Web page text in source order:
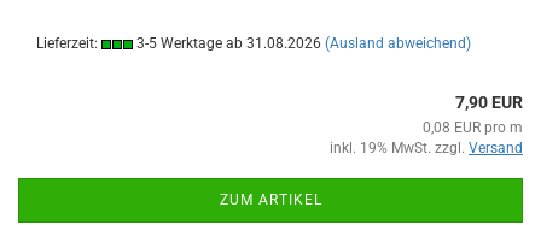
Lieferzeit: 3-5 Werktage ab 31.08.2026 (Ausland abweichend)
7,90 EUR
0,08 EUR pro m
inkl. 19% MwSt. zzgl. Versand
ZUM ARTIKEL